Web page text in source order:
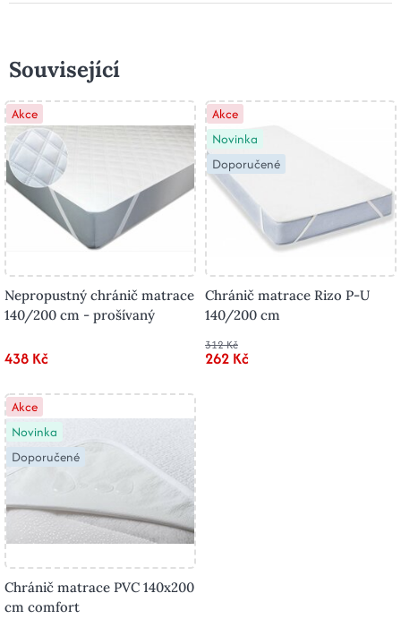
Související
Akce
Nepropustný chránič matrace
140/200 cm - prošívaný
438 Kč
Akce
Novinka
Doporučené
Chránič matrace Rizo P-U
140/200 cm
312 Kč
262 Kč
Akce
Novinka
Doporučené
Chránič matrace PVC 140x200
cm comfort